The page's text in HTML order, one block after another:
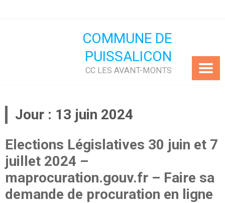
COMMUNE DE
PUISSALICON
CC LES AVANT-MONTS
Jour : 13 juin 2024
Elections Législatives 30 juin et 7
juillet 2024 –
maprocuration.gouv.fr – Faire sa
demande de procuration en ligne